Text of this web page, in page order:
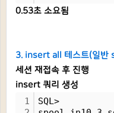
0.53초 소요됨
3. insert all 테스트(일반
세션 재접속 후 진행
insert 쿼리 생성
1
SQL>